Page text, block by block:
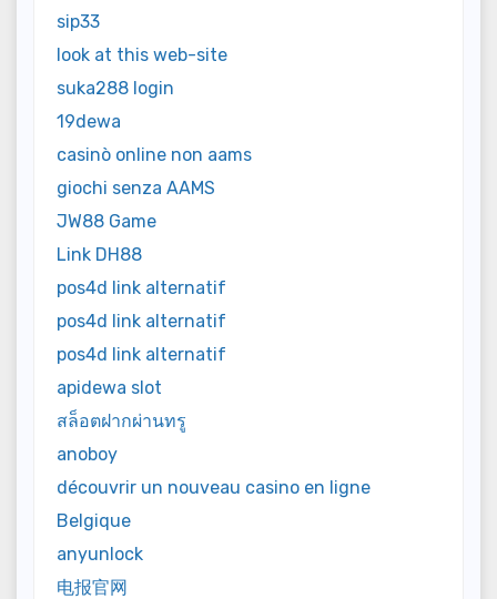
sip33
look at this web-site
suka288 login
19dewa
casinò online non aams
giochi senza AAMS
JW88 Game
Link DH88
pos4d link alternatif
pos4d link alternatif
pos4d link alternatif
apidewa slot
สล็อตฝากผ่านทรู
anoboy
découvrir un nouveau casino en ligne
Belgique
anyunlock
电报官网